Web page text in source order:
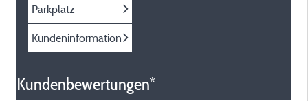
Parkplatz
Kundeninformation
Kundenbewertungen*